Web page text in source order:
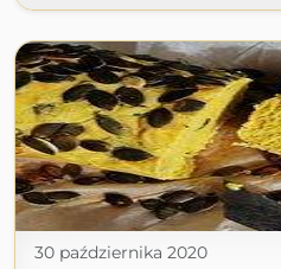
30 października 2020